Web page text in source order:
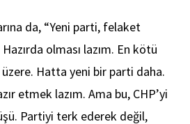
da, “Yeni parti, felaket
olması lazım. En kötü
Hatta yeni bir parti daha.
etmek lazım. Ama bu, CHP’yi
Partiyi terk ederek değil,